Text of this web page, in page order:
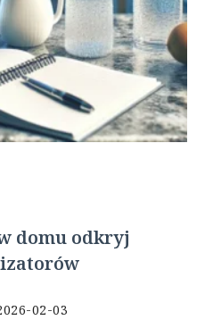
domu odkryj
02-03